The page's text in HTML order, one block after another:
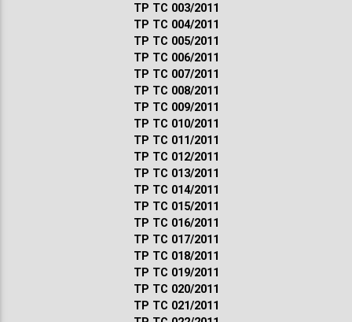
ТР ТС 003/2011
ТР ТС 004/2011
ТР ТС 005/2011
ТР ТС 006/2011
ТР ТС 007/2011
ТР ТС 008/2011
ТР ТС 009/2011
ТР ТС 010/2011
ТР ТС 011/2011
ТР ТС 012/2011
ТР ТС 013/2011
ТР ТС 014/2011
ТР ТС 015/2011
ТР ТС 016/2011
ТР ТС 017/2011
ТР ТС 018/2011
ТР ТС 019/2011
ТР ТС 020/2011
ТР ТС 021/2011